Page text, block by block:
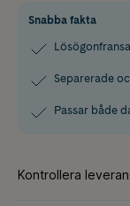
Snabba fakta
Separerade
Passar både